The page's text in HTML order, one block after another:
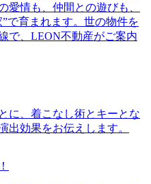
愛情も、仲間との遊びも、
で育まれます。世の物件を
で、LEON不動産がご案内
に、着こなし術とキーとな
出効果をお伝えします。